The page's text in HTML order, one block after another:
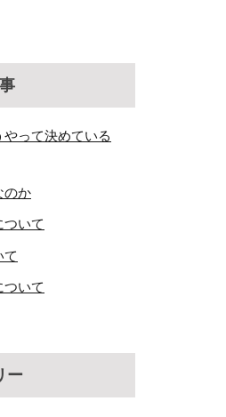
って決めている
のか
いて
て
いて
ー